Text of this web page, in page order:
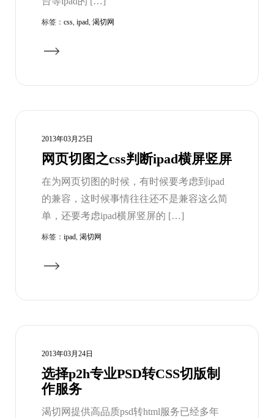
标签： css, ipad, 渴切网
2013年03月25日
网页切图之css判断ipad横屏竖屏
在为网页切图的时候，有时候要考虑到ipad
的兼容，这时候事情往往还不是兼容这么简
单，还要考虑ipad横屏竖屏的 […]
标签： ipad, 渴切网
2013年03月24日
选择p2h专业PSD转CSS切版制
作服务
渴切网提供高品质psd转html服务已经多年